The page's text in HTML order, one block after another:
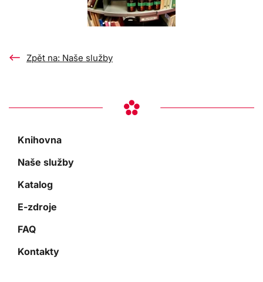
Zpět na: Naše služby
Knihovna
Naše služby
Katalog
E-zdroje
FAQ
Kontakty